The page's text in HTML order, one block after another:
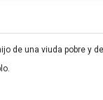
de una viuda pobre y